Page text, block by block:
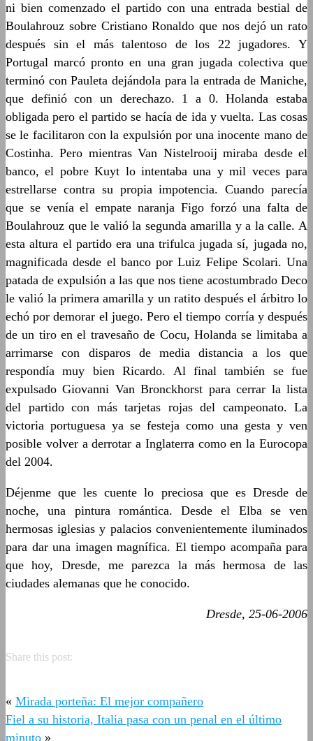
ni bien comenzado el partido con una entrada bestial de
Boulahrouz sobre Cristiano Ronaldo que nos dejó un rato
después sin el más talentoso de los 22 jugadores. Y
Portugal marcó pronto en una gran jugada colectiva que
terminó con Pauleta dejándola para la entrada de Maniche,
que definió con un derechazo. 1 a 0. Holanda estaba
obligada pero el partido se hacía de ida y vuelta. Las cosas
se le facilitaron con la expulsión por una inocente mano de
Costinha. Pero mientras Van Nistelrooij miraba desde el
banco, el pobre Kuyt lo intentaba una y mil veces para
estrellarse contra su propia impotencia. Cuando parecía
que se venía el empate naranja Figo forzó una falta de
Boulahrouz que le valió la segunda amarilla y a la calle. A
esta altura el partido era una trifulca jugada sí, jugada no,
magnificada desde el banco por Luiz Felipe Scolari. Una
patada de expulsión a las que nos tiene acostumbrado Deco
le valió la primera amarilla y un ratito después el árbitro lo
echó por demorar el juego. Pero el tiempo corría y después
de un tiro en el travesaño de Cocu, Holanda se limitaba a
arrimarse con disparos de media distancia a los que
respondía muy bien Ricardo. Al final también se fue
expulsado Giovanni Van Bronckhorst para cerrar la lista
del partido con más tarjetas rojas del campeonato. La
victoria portuguesa ya se festeja como una gesta y ven
posible volver a derrotar a Inglaterra como en la Eurocopa
del 2004.
Déjenme que les cuente lo preciosa que es Dresde de
noche, una pintura romántica. Desde el Elba se ven
hermosas iglesias y palacios convenientemente iluminados
para dar una imagen magnífica. El tiempo acompaña para
que hoy, Dresde, me parezca la más hermosa de las
ciudades alemanas que he conocido.
Dresde, 25-06-2006
Share this post:
« Mirada porteña: El mejor compañero
Fiel a su historia, Italia pasa con un penal en el último
minuto »